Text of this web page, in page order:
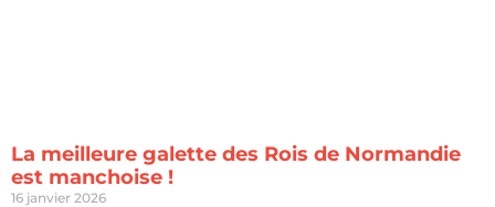
La meilleure galette des Rois de Normandie
est manchoise !
16 janvier 2026